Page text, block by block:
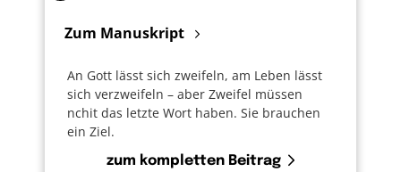
Zum Manuskript
An Gott lässt sich zweifeln, am Leben lässt
sich verzweifeln – aber Zweifel müssen
nchit das letzte Wort haben. Sie brauchen
ein Ziel.
zum kompletten Beitrag